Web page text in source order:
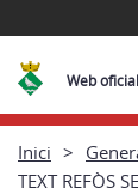
Web
Inici
TEXT REFÒS